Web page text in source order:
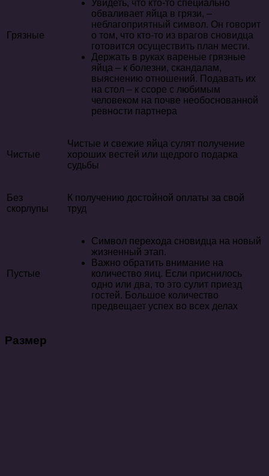
Грязные
Увидеть, что кто-то специально
обваливает яйца в грязи, –
неблагоприятный символ. Он говорит
о том, что кто-то из врагов сновидца
готовится осуществить план мести.
Держать в руках вареные грязные
яйца – к болезни, скандалам,
выяснению отношений. Подавать их
на стол – к ссоре с любимым
человеком на почве необоснованной
ревности партнера
Чистые
Чистые и свежие яйца сулят получение
хороших вестей или щедрого подарка
судьбы
Без
скорлупы
К получению достойной оплаты за свой
труд
Пустые
Символ перехода сновидца на новый
жизненный этап.
Важно обратить внимание на
количество яиц. Если приснилось
одно или два, то это сулит приезд
гостей. Большое количество
предвещает успех во всех делах
Размер